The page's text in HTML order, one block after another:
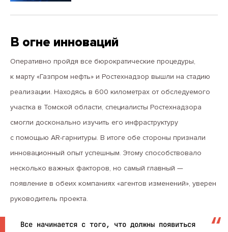
В огне инноваций
Оперативно пройдя все бюрократические процедуры,
к марту «Газпром нефть» и Ростехнадзор вышли на стадию
реализации. Находясь в 600 километрах от обследуемого
участка в Томской области, специалисты Ростехнадзора
смогли досконально изучить его инфраструктуру
с помощью AR-гарнитуры. В итоге обе стороны признали
инновационный опыт успешным. Этому способствовало
несколько важных факторов, но самый главный —
появление в обеих компаниях «агентов изменений», уверен
руководитель проекта.
Все начинается с того, что должны появиться